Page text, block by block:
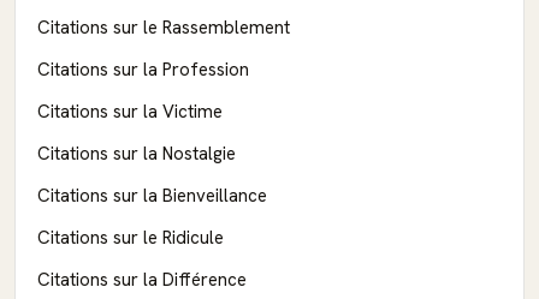
Citations sur le Rassemblement
Citations sur la Profession
Citations sur la Victime
Citations sur la Nostalgie
Citations sur la Bienveillance
Citations sur le Ridicule
Citations sur la Différence